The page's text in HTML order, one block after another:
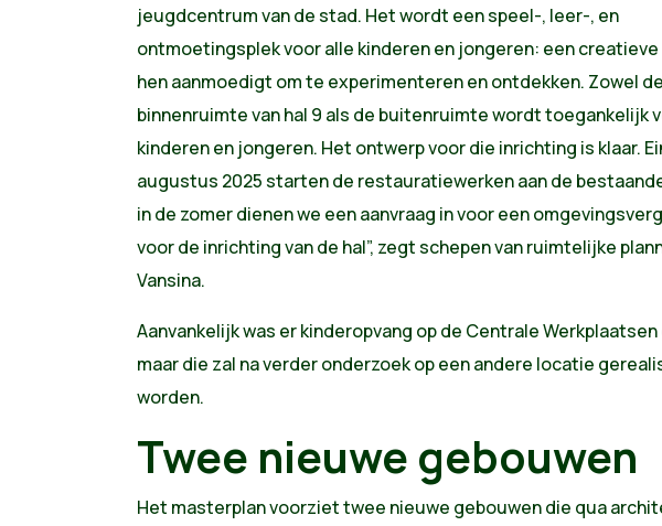
jeugdcentrum van de stad. Het wordt een speel-, leer-, en
ontmoetingsplek voor alle kinderen en jongeren: een creatieve
hen aanmoedigt om te experimenteren en ontdekken. Zowel de
binnenruimte van hal 9 als de buitenruimte wordt toegankelijk
kinderen en jongeren. Het ontwerp voor die inrichting is klaar.
augustus 2025 starten de restauratiewerken aan de
in de zomer dienen we een aanvraag in voor een
voor de inrichting van de hal”, zegt schepen van ruimtelijke
Vansina.
Aanvankelijk was er kinderopvang op de Centrale Werkplaatsen
maar die zal na verder onderzoek op een andere locatie
worden.
Twee nieuwe gebouwen
Het masterplan voorziet twee nieuwe gebouwen die qua